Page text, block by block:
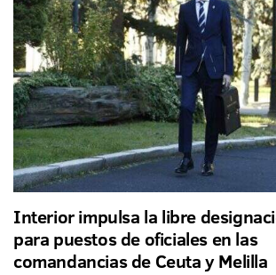
Interior impulsa la libre
para puestos de oficiales en las
comandancias de Ceuta y Melilla